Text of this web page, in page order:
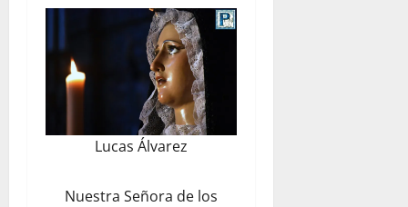
Lucas Álvarez
Nuestra Señora de los